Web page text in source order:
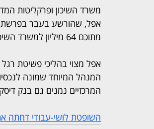
משרד השיכון ופרקליטות
מתוכם 64 מיליון למשרד השיכון והשאר לבנקים ולרשות המסים.
המרכזיים נמנים גם בנק
השופטת לושי-עבודי דחתה